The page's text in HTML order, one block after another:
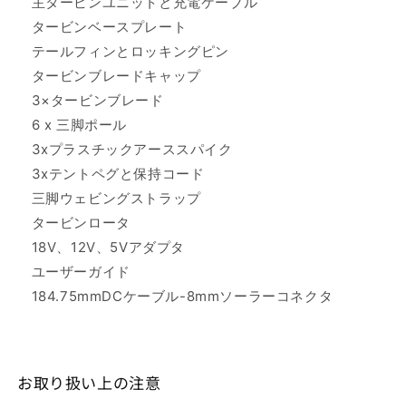
タービンベースプレート
テールフィンとロッキングピン
タービンブレードキャップ
3×タービンブレード
6 x 三脚ポール
3xプラスチックアーススパイク
3xテントペグと保持コード
三脚ウェビングストラップ
タービンロータ
18V、12V、5Vアダプタ
ユーザーガイド
184.75mmDCケーブル-8mmソーラーコネクタ
お取り扱い上の注意